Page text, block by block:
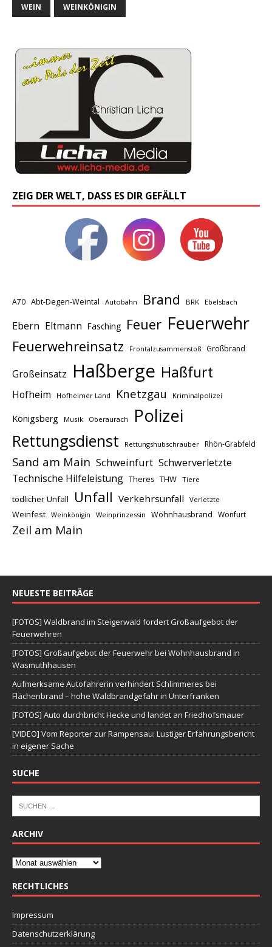
WEIN WEINKÖNIGIN
ZEIG DER WELT, DASS ES DIR GEFÄLLT
A70 Abt-Degen-Weintal Autobahn Brand BRK Ebelsbach
Ebern Eltmann Fasching Feuer Feuerwehr
Feuerwehreinsatz Frontalzusammenstoß Großbrand
Großeinsatz Haßberge Haßfurt
Hofheim Hofheimer Land Knetzgau Kriminalpolizei
Königsberg Musik Oberaurach Polizei
Rettungsdienst Rettungshubschrauber Rhön-Grabfeld
Sand am Main Schweinfurt Schwerverletzte
Technische Hilfeleistung Theres THW Tiere
tödlicher Unfall Unfall Verkehrsunfall Verletzte
Weinfest Weinkönigin Weinprinzessin Wohnhausbrand Wonfurt
Zeil am Main
NEUESTE BEITRÄGE
[FOTOS] Waldbrand im Steigerwald fordert Großaufgebot der
Feuerwehren
[FOTOS] Großaufgebot der Feuerwehr bei Wohnhausbrand in
Wasmuthhausen
Aufmerksame Autofahrerin verhindert Schlimmeres bei
Flächenbrand – hohe Waldbrandgefahr in Unterfranken
[FOTOS] Auto durchbricht Hecke und landet an Friedhofsmauer
[VIDEO] Vom Reporter zur Rampensau: Lustiger Erfahrungsbericht
in eigener Sache
SUCHE
ARCHIV
RECHTLICHES
Impressum
Datenschutzerklärung